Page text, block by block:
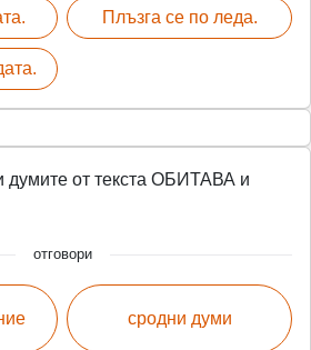
Плъзга се по леда.
думите от текста ОБИТАВА и
отговори
сродни думи